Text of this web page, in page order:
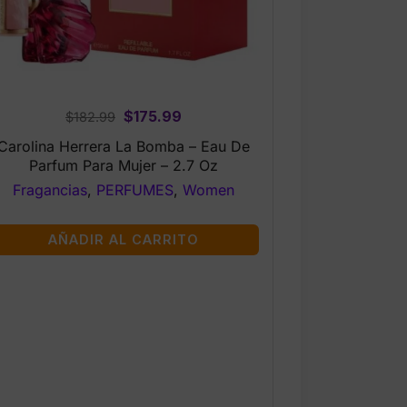
$182.99 Original
price
was:
$182.99.
$175.99
price
is:
$175.99.
Herrera La Bomba – Eau De
Parfum Para Mujer – 2.7 Oz
Fragancias, PERFUMES, Women
AÑADIR AL CARRITO